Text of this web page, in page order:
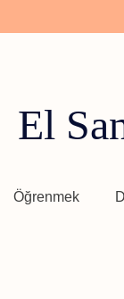
El
Öğrenmek